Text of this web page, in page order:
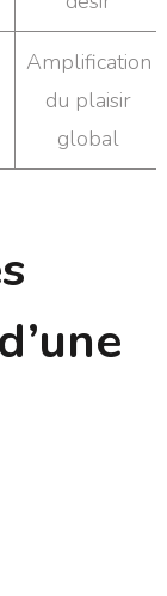
Amplification
du plaisir
global